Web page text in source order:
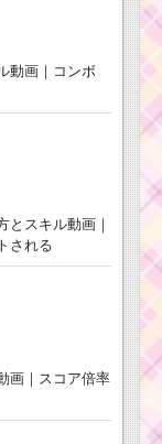
動画｜コンボ
とスキル動画｜
される
画｜スコア倍率